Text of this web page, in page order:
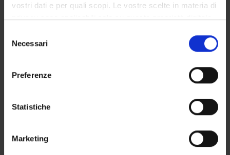
vostri dati e per quali scopi. Le vostre scelte in materia di
privacy sono applicabili solo su questa proprietà digitale
modificare o revocare il proprio consenso in qualsiasi
momento dalla Dichiarazione sui cookie o facendo clic
raccogliere informazioni sulla tua posizione
geografica, con un'approssimazione di qualche
Identificare il tuo dispositivo, scansionandolo
delNecessari
Preferenze
Statistiche
Marketing
Postgraduate Specialisation in